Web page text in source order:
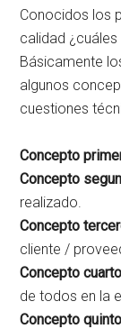
Conocidos los
calidad
Básicamente
algunos
cuestiones
Concepto
Concepto
realizado.
Concepto
cliente /
Concepto cuarto
de todos en la
Concepto quinto